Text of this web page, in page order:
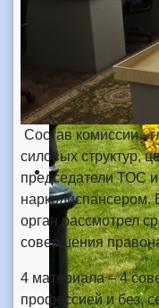
Состав комиссии -
силовых структур,
председатели ТОС
наркодиспансером.
орган рассмотрел
совершения
4 материала – 4
профессией и без,